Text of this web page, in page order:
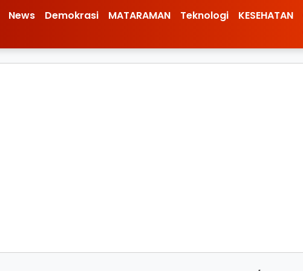
News Demokrasi MATARAMAN Teknologi KESEHATAN